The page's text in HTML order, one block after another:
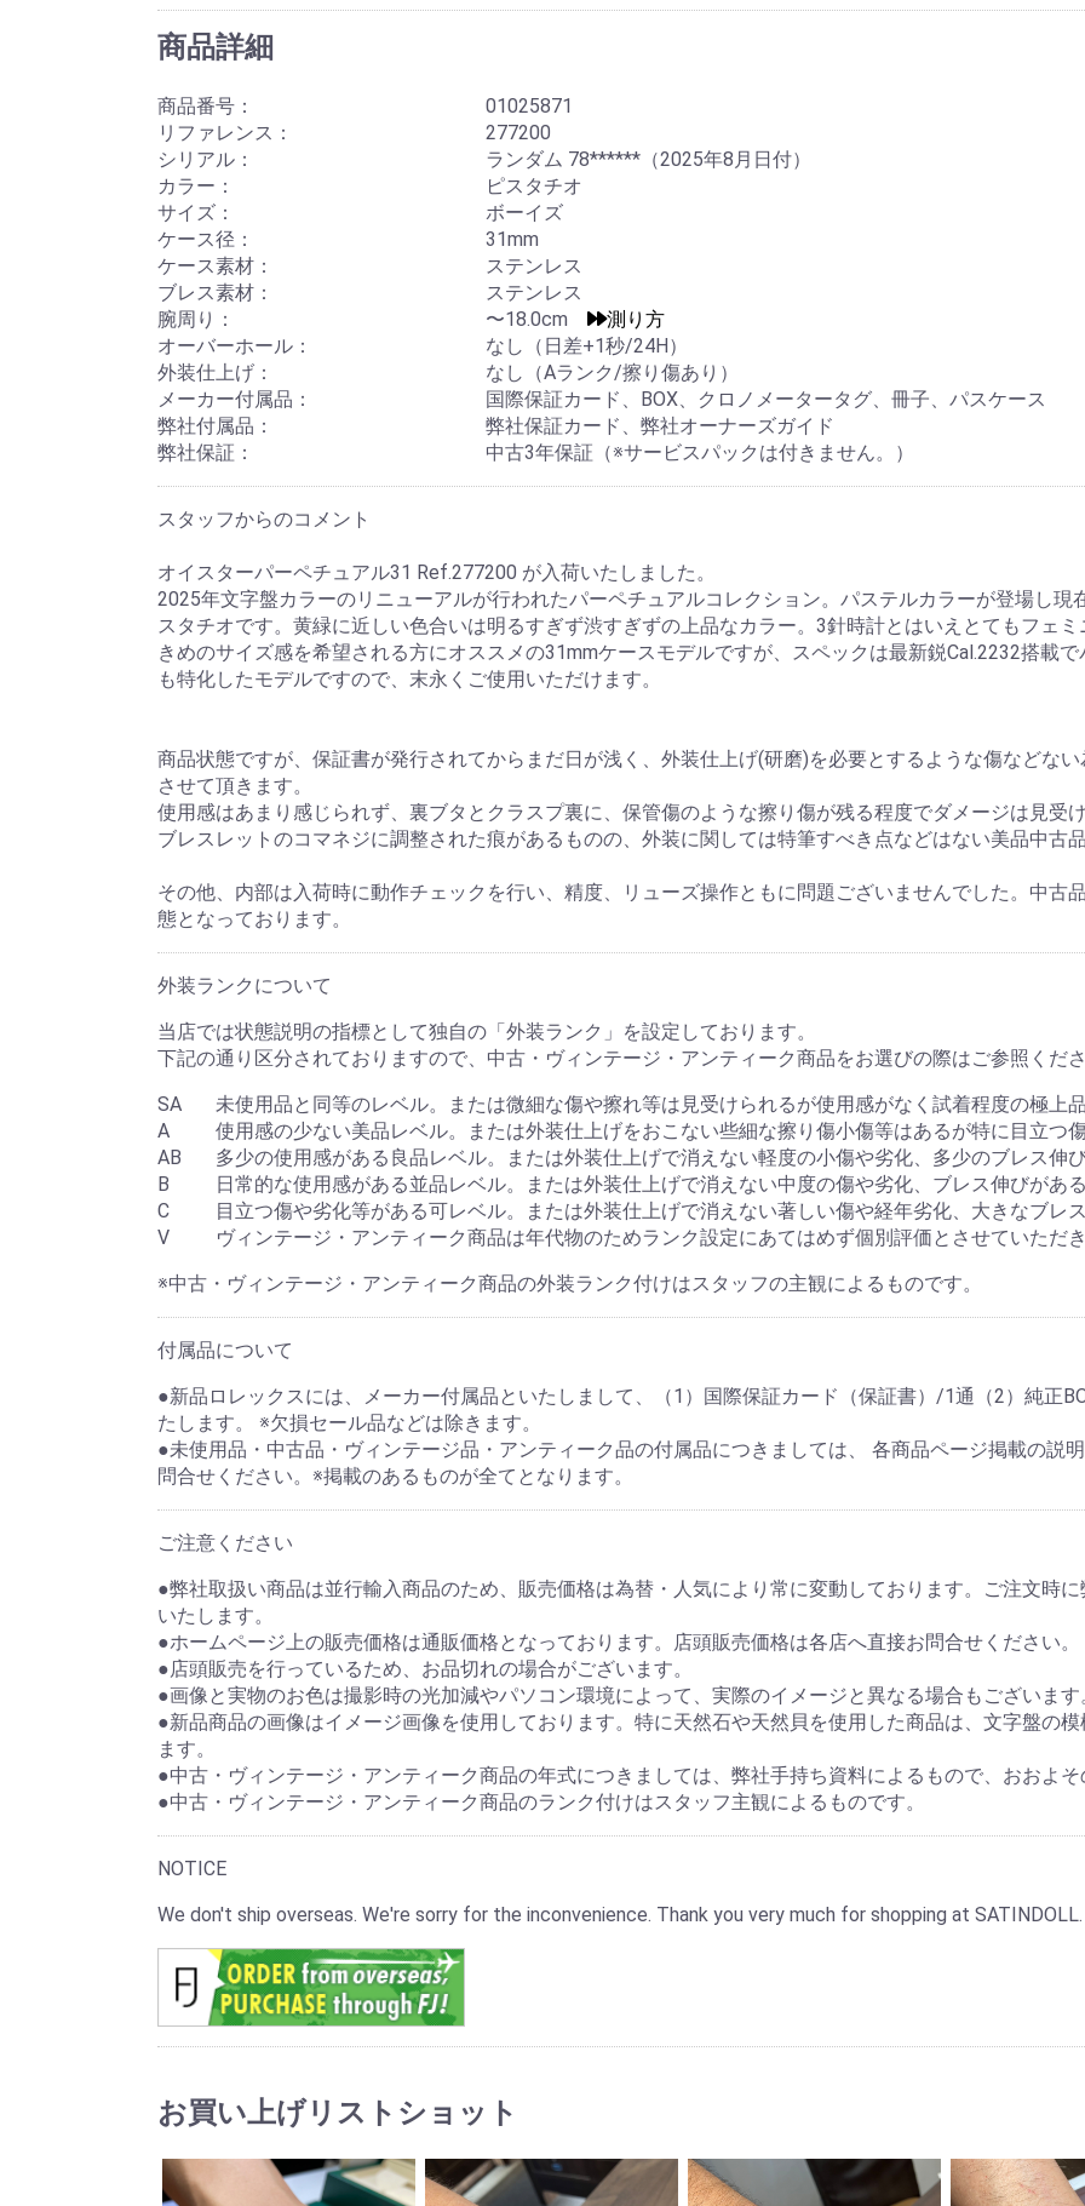
お買い物を続ける カートへ進む
商品詳細
商品番号：
01025871
リファレンス：
277200
シリアル：
ランダム 78******（2025年8月日付）
カラー：
ピスタチオ
サイズ：
ボーイズ
ケース径：
31mm
ケース素材：
ステンレス
ブレス素材：
ステンレス
腕周り：
〜18.0cm
測り方
オーバーホール：
なし（日差+1秒/24H）
外装仕上げ：
なし（Aランク/擦り傷あり）
メーカー付属品：
国際保証カード、BOX、クロノメータータグ、冊子、パスケース
弊社付属品：
弊社保証カード、弊社オーナーズガイド
弊社保証：
中古3年保証（※サービスパックは付きません。）
スタッフからのコメント
オイスターパーペチュアル31 Ref.277200 が入荷いたしました。
2025年文字盤カラーのリニューアルが行われたパーペチュアルコレクション。パステルカラーが登場し
スタチオです。黄緑に近しい色合いは明るすぎず渋すぎずの上品なカラー。3針時計とはいえとてもフェ
きめのサイズ感を希望される方にオススメの31mmケースモデルですが、スペックは最新鋭Cal.2232搭載
も特化したモデルですので、末永くご使用いただけます。
商品状態ですが、保証書が発行されてからまだ日が浅く、外装仕上げ(研磨)を必要とするような傷などな
させて頂きます。
使用感はあまり感じられず、裏ブタとクラスプ裏に、保管傷のような擦り傷が残る程度でダメージは見受け
ブレスレットのコマネジに調整された痕があるものの、外装に関しては特筆すべき点などはない美品中古品
その他、内部は入荷時に動作チェックを行い、精度、リューズ操作ともに問題ございませんでした。中古
態となっております。
外装ランクについて
当店では状態説明の指標として独自の「外装ランク」を設定しております。
下記の通り区分されておりますので、中古・ヴィンテージ・アンティーク商品をお選びの際はご参照くださ
SA
未使用品と同等のレベル。または微細な傷や擦れ等は見受けられるが使用感がなく試着程度の極上品
A
使用感の少ない美品レベル。または外装仕上げをおこない些細な擦り傷小傷等はあるが特に目立つ
AB
多少の使用感がある良品レベル。または外装仕上げで消えない軽度の小傷や劣化、多少のブレス伸
B
日常的な使用感がある並品レベル。または外装仕上げで消えない中度の傷や劣化、ブレス伸びがあ
C
目立つ傷や劣化等がある可レベル。または外装仕上げで消えない著しい傷や経年劣化、大きなブレ
V
ヴィンテージ・アンティーク商品は年代物のためランク設定にあてはめず個別評価とさせていただき
※中古・ヴィンテージ・アンティーク商品の外装ランク付けはスタッフの主観によるものです。
付属品について
●新品ロレックスには、メーカー付属品といたしまして、（1）国際保証カード（保証書）/1通（2）純正
たします。 ※欠損セール品などは除きます。
●未使用品・中古品・ヴィンテージ品・アンティーク品の付属品につきましては、 各商品ページ掲載の説
問合せください。※掲載のあるものが全てとなります。
ご注意ください
●弊社取扱い商品は並行輸入商品のため、販売価格は為替・人気により常に変動しております。ご注文時
いたします。
●ホームページ上の販売価格は通販価格となっております。店頭販売価格は各店へ直接お問合せください。
●店頭販売を行っているため、お品切れの場合がございます。
●画像と実物のお色は撮影時の光加減やパソコン環境によって、実際のイメージと異なる場合もございます
●新品商品の画像はイメージ画像を使用しております。特に天然石や天然貝を使用した商品は、文字盤の
ます。
●中古・ヴィンテージ・アンティーク商品の年式につきましては、弊社手持ち資料によるもので、おおよそ
●中古・ヴィンテージ・アンティーク商品のランク付けはスタッフ主観によるものです。
NOTICE
We don't ship overseas. We're sorry for the inconvenience. Thank you very much for shopping at SATINDOLL.
お買い上げリストショット